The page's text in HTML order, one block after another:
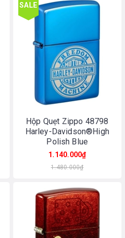
SALE
Hộp Quẹt Zippo 48798
Harley-Davidson®High
Polish Blue
1.140.000₫
1.480.000₫